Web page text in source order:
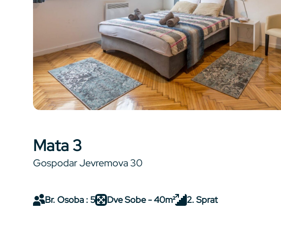
Mata 3
Gospodar Jevremova 30
Br. Osoba : 5 Dve Sobe - 40m² 2. Sprat